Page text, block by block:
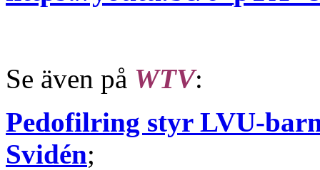
Se även på WTV:
Pedofilring styr LVU-
Svidén;